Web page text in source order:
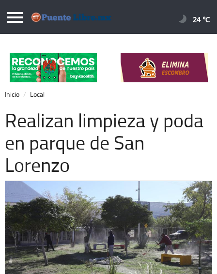
Puentelibre.mx
Local
Nacional
Opinión
Cronos
Economía
Espectáculos
Extra +
24 ℃
Inicio Local
Realizan limpieza y poda
en parque de San
Lorenzo